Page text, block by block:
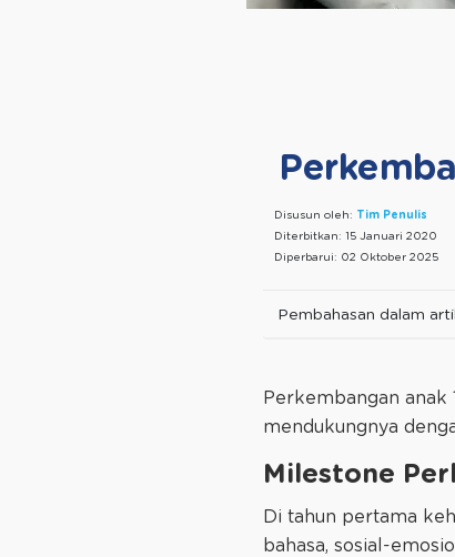
Disusun oleh: Tim Penulis
Diterbitkan: 15 Januari 2020
Diperbarui: 02 Oktober 2025
Pembahasan dalam
Perkembangan anak
mendukungnya
Milestone
Di tahun pertama
bahasa, sosial-